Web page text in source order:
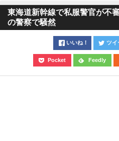
東海道新幹線で私服警官が不
の警察で騒然
いいね！ ツイ
Pocket Feedly